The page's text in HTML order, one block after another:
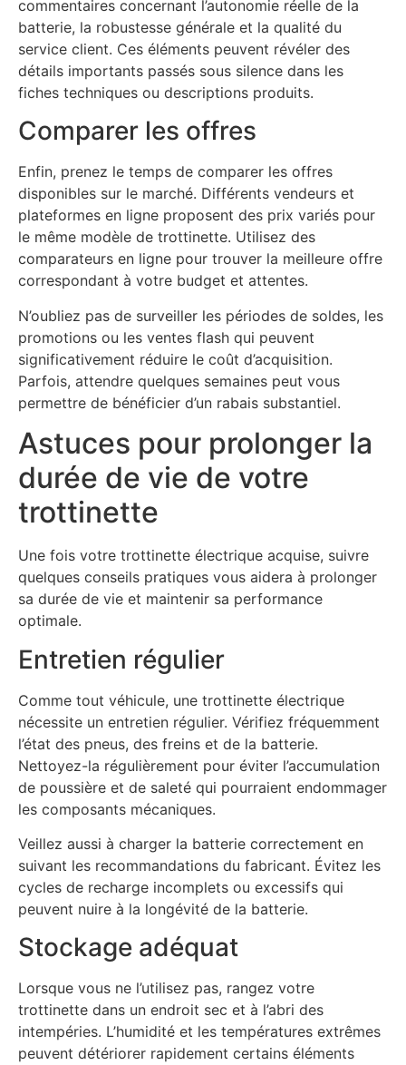
commentaires concernant l’autonomie réelle de la
batterie, la robustesse générale et la qualité du
service client. Ces éléments peuvent révéler des
détails importants passés sous silence dans les
fiches techniques ou descriptions produits.
Comparer les offres
Enfin, prenez le temps de comparer les offres
disponibles sur le marché. Différents vendeurs et
plateformes en ligne proposent des prix variés pour
le même modèle de trottinette. Utilisez des
comparateurs en ligne pour trouver la meilleure offre
correspondant à votre budget et attentes.
N’oubliez pas de surveiller les périodes de soldes, les
promotions ou les ventes flash qui peuvent
significativement réduire le coût d’acquisition.
Parfois, attendre quelques semaines peut vous
permettre de bénéficier d’un rabais substantiel.
Astuces pour prolonger la
durée de vie de votre
trottinette
Une fois votre trottinette électrique acquise, suivre
quelques conseils pratiques vous aidera à prolonger
sa durée de vie et maintenir sa performance
optimale.
Entretien régulier
Comme tout véhicule, une trottinette électrique
nécessite un entretien régulier. Vérifiez fréquemment
l’état des pneus, des freins et de la batterie.
Nettoyez-la régulièrement pour éviter l’accumulation
de poussière et de saleté qui pourraient endommager
les composants mécaniques.
Veillez aussi à charger la batterie correctement en
suivant les recommandations du fabricant. Évitez les
cycles de recharge incomplets ou excessifs qui
peuvent nuire à la longévité de la batterie.
Stockage adéquat
Lorsque vous ne l’utilisez pas, rangez votre
trottinette dans un endroit sec et à l’abri des
intempéries. L’humidité et les températures extrêmes
peuvent détériorer rapidement certains éléments